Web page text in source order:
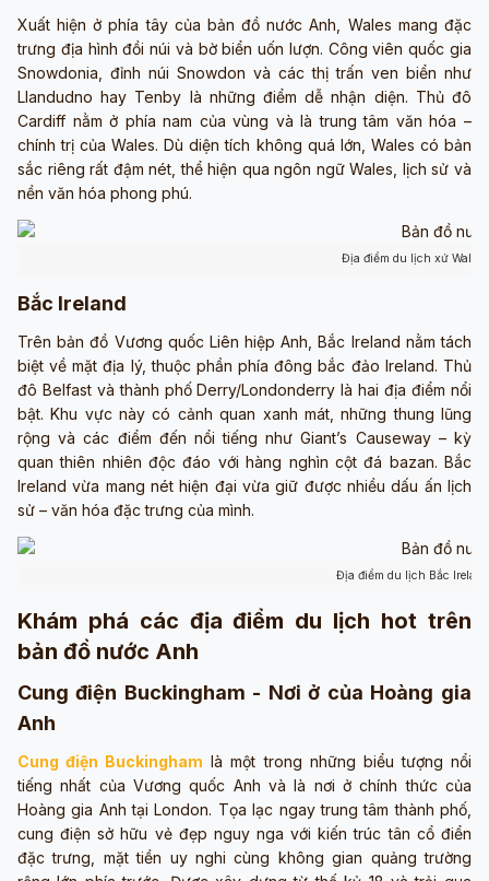
Xuất hiện ở phía tây của bản đồ nước Anh, Wales mang đặc
trưng địa hình đồi núi và bờ biển uốn lượn. Công viên quốc gia
Snowdonia, đỉnh núi Snowdon và các thị trấn ven biển như
Llandudno hay Tenby là những điểm dễ nhận diện. Thủ đô
Cardiff nằm ở phía nam của vùng và là trung tâm văn hóa –
chính trị của Wales. Dù diện tích không quá lớn, Wales có bản
sắc riêng rất đậm nét, thể hiện qua ngôn ngữ Wales, lịch sử và
nền văn hóa phong phú.
Địa điểm du lịch xứ Wales
Bắc Ireland
Trên bản đồ Vương quốc Liên hiệp Anh, Bắc Ireland nằm tách
biệt về mặt địa lý, thuộc phần phía đông bắc đảo Ireland. Thủ
đô Belfast và thành phố Derry/Londonderry là hai địa điểm nổi
bật. Khu vực này có cảnh quan xanh mát, những thung lũng
rộng và các điểm đến nổi tiếng như Giant’s Causeway – kỳ
quan thiên nhiên độc đáo với hàng nghìn cột đá bazan. Bắc
Ireland vừa mang nét hiện đại vừa giữ được nhiều dấu ấn lịch
sử – văn hóa đặc trưng của mình.
Địa điểm du lịch Bắc
Khám phá các địa điểm du lịch hot trên
bản đồ nước Anh
Cung điện Buckingham - Nơi ở của Hoàng gia
Anh
Cung điện Buckingham là một trong những biểu tượng nổi
tiếng nhất của Vương quốc Anh và là nơi ở chính thức của
Hoàng gia Anh tại London. Tọa lạc ngay trung tâm thành phố,
cung điện sở hữu vẻ đẹp nguy nga với kiến trúc tân cổ điển
đặc trưng, mặt tiền uy nghi cùng không gian quảng trường